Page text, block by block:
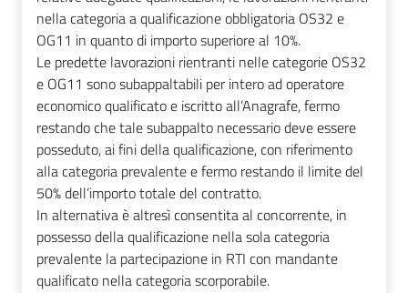
nella categoria a qualificazione obbligatoria OS32 e
OG11 in quanto di importo superiore al 10%.
Le predette lavorazioni rientranti nelle categorie OS32
e OG11 sono subappaltabili per intero ad operatore
economico qualificato e iscritto all’Anagrafe, fermo
restando che tale subappalto necessario deve essere
posseduto, ai fini della qualificazione, con riferimento
alla categoria prevalente e fermo restando il limite del
50% dell’importo totale del contratto.
In alternativa è altresì consentita al concorrente, in
possesso della qualificazione nella sola categoria
prevalente la partecipazione in RTI con mandante
qualificato nella categoria scorporabile.